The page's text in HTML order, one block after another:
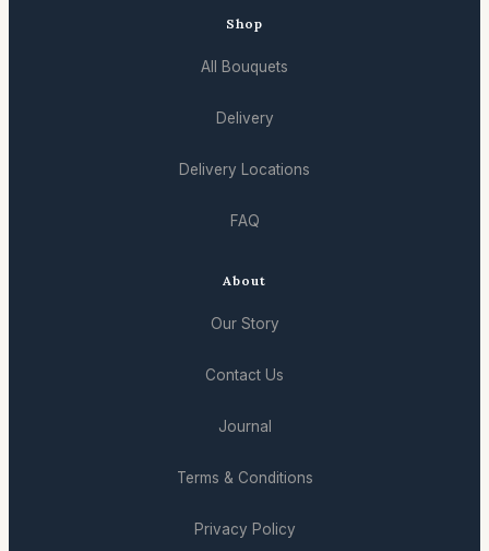
Shop
All Bouquets
Delivery
Delivery Locations
FAQ
About
Our Story
Contact Us
Journal
Terms & Conditions
Privacy Policy